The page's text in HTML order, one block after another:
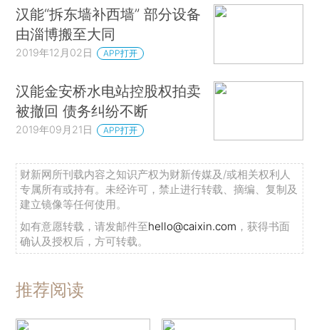
汉能“拆东墙补西墙” 部分设备
由淄博搬至大同
2019年12月02日 APP打开
汉能金安桥水电站控股权拍卖
被撤回 债务纠纷不断
2019年09月21日 APP打开
财新网所刊载内容之知识产权为财新传媒及/或相关权利人
专属所有或持有。未经许可，禁止进行转载、摘编、复制及
建立镜像等任何使用。
如有意愿转载，请发邮件至hello@caixin.com ，获得书面
确认及授权后，方可转载。
推荐阅读